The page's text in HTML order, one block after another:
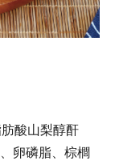
酸山梨醇酐
卵磷脂、棕櫚